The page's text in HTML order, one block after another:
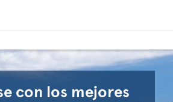
con los mejores